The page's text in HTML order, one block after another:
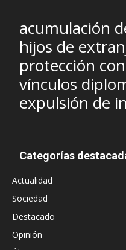
acumulación
hijos de
protección
vínculos
expulsión de
Categorías
Actualidad
Sociedad
Destacado
Opinión